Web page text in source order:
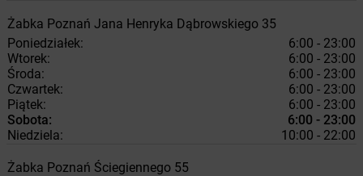
Żabka Poznań Jana Henryka Dąbrowskiego 35
Poniedziałek:
6:00 - 23:00
Wtorek:
6:00 - 23:00
Środa:
6:00 - 23:00
Czwartek:
6:00 - 23:00
Piątek:
6:00 - 23:00
Sobota:
6:00 - 23:00
Niedziela:
10:00 - 22:00
Żabka Poznań Ściegiennego 55